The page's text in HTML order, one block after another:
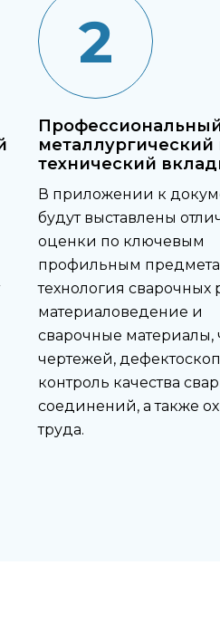
2
металлургический
технический
В приложении к
будут выставлены
оценки по ключевым
профильным
технология сварочных
материаловедение и
сварочные материалы,
чертежей,
контроль качества
соединений, а также
труда.